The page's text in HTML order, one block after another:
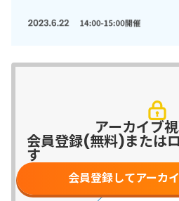
アーカイブ
会員登録(無料)または
す
会員登録してアーカ